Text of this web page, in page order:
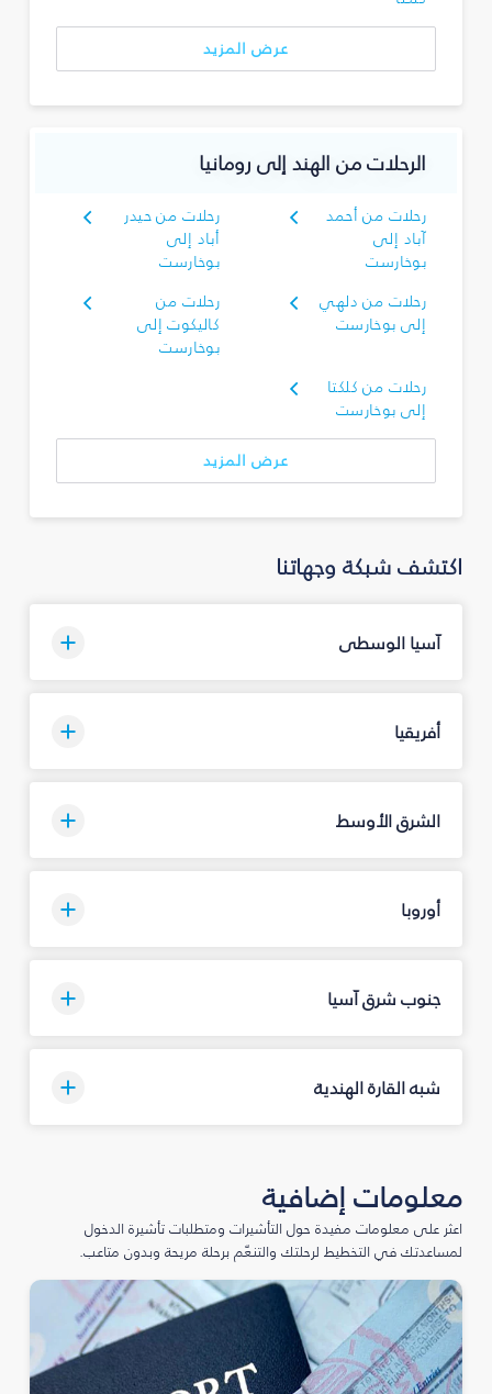
عرض المزيد
الرحلات من الهند إلى رومانيا
رحلات من أحمد
آباد إلى
بوخارست
رحلات من حيدر
أباد إلى
بوخارست
رحلات من دلهي
إلى بوخارست
رحلات من
كاليكوت إلى
بوخارست
رحلات من كلكتا
إلى بوخارست
عرض المزيد
اكتشف شبكة وجهاتنا
آسيا الوسطى
أفريقيا
الشرق الأوسط
أوروبا
جنوب شرق آسيا
شبه القارة الهندية
معلومات إضافية
اعثر على معلومات مفيدة حول التأشيرات ومتطلبات تأشيرة الدخول
لمساعدتك في التخطيط لرحلتك والتنعّم برحلة مريحة وبدون متاعب.